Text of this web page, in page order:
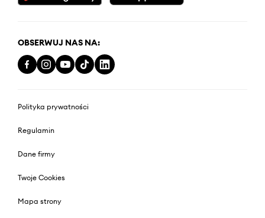
OBSERWUJ NAS NA:
Polityka prywatności
Regulamin
Dane firmy
Twoje Cookies
Mapa strony